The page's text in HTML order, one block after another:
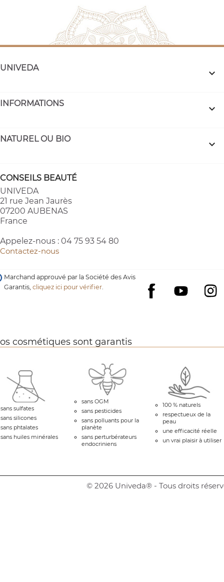
UNIVEDA 
INFORMATIONS 
NATUREL OU BIO 
CONSEILS BEAUTÉ
UNIVEDA
21 rue Jean Jaurès
07200 AUBENAS
France
Appelez-nous : 04 75 93 54 80
Contactez-nous
Facebook
YouTube
Marchand approuvé par la Société des Avis
Garantis,cliquez ici pour vérifier.
cosmétiques sont garantis
sans sulfates
sans silicones
sans phtalates
sans huiles minérales
sans OGM
sans pesticides
sans polluants pour la
planète
sans perturbérateurs
endocriniens
100 % naturels
respectueux de la
peau
une efficacité réelle
un vrai plaisir à utiliser
© 2026 Univeda® - Tous droits